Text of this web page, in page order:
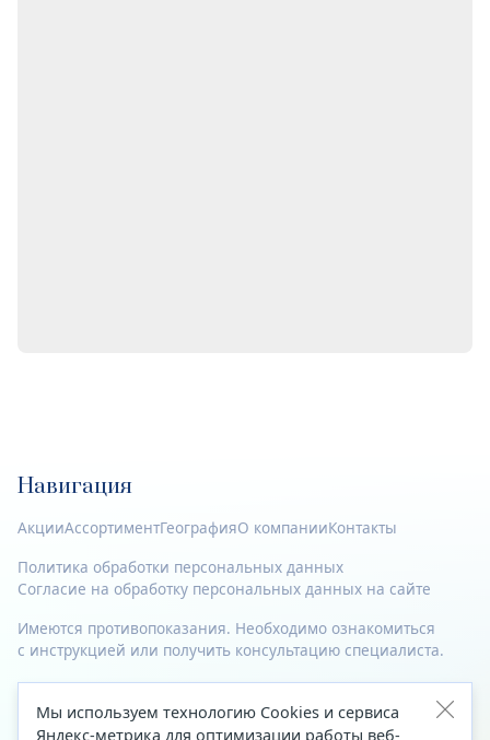
Навигация
АкцииАссортиментГеографияО компанииКонтакты
Политика обработки персональных данных
Согласие на обработку персональных данных на сайте
Имеются противопоказания. Необходимо ознакомиться
с инструкцией или получить консультацию специалиста.
© 2023—2026 Все права защищены.
Мы используем технологию Cookies и сервиса
Яндекс-метрика для оптимизации работы веб-